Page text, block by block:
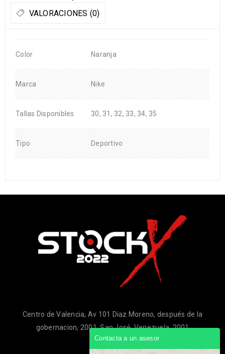
VALORACIONES (0)
Color Naranja
Marca Nike
Tallas Disponibles 30, 31, 32, 33, 34, 35
Tipo Deportivo
Centro de Valencia, Av 101 Diaz Moreno, después de la
gobernacion, 2001, San José, Venezuela, 2001
Contacta a un asesor